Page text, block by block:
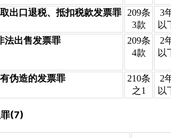
出口退税、抵扣税款发票罪
209条
3款
3
以
法出售发票罪
209条
4款
2
以
伪造的发票罪
210条
之1
2
以
(7)